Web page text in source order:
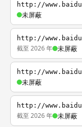
http://
未屏蔽
http://
截至 2026 年 未屏蔽
http://
未屏蔽
http://
截至 2026 年 未屏蔽